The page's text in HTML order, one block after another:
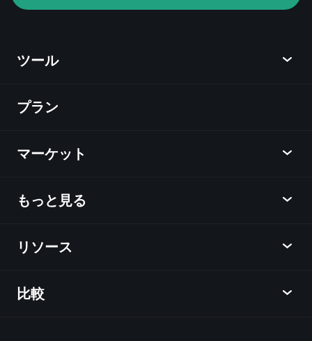
ツール
ディスカバー
チャート
ニュース
ラーニングハブ
メッセンジャー
プラン
マーケット
概要
外国為替
指数
もっと見る
アフィリエイトプログラム
企業情報
リソース
ヘルプセンター
比較